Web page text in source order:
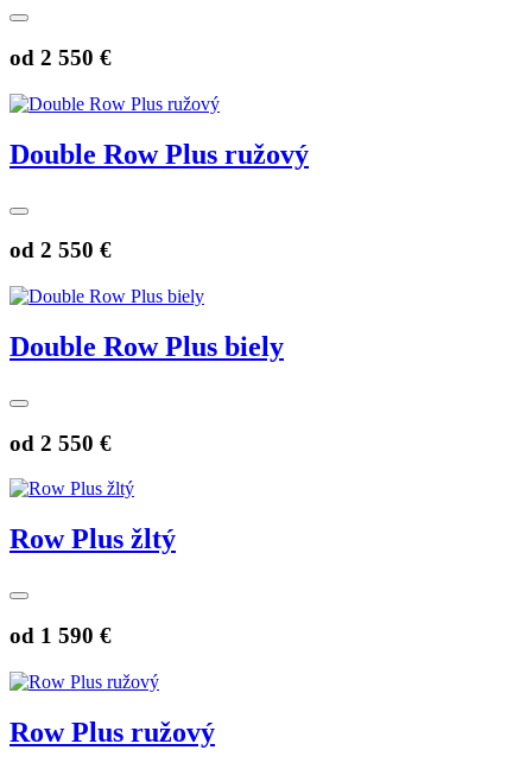
od 2 550 €
Double Row Plus ružový
od 2 550 €
Double Row Plus biely
od 2 550 €
Row Plus žltý
od 1 590 €
Row Plus ružový